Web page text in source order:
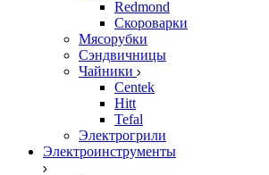
Redmond
Скороварки
Мясорубки
Сэндвичницы
Чайники
Centek
Hitt
Tefal
Электрогрили
Электроинструменты